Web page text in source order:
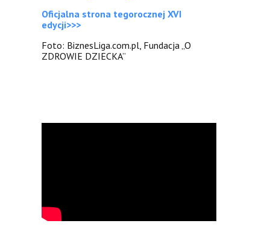
Oficjalna strona tegorocznej XVI
edycji>>>
Foto: BiznesLiga.com.pl, Fundacja „O
ZDROWIE DZIECKA”